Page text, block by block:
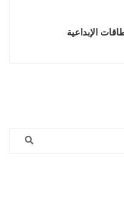
الإبداعية